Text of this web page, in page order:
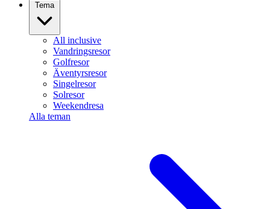
Tema
All inclusive
Vandringsresor
Golfresor
Äventyrsresor
Singelresor
Solresor
Weekendresa
Alla teman